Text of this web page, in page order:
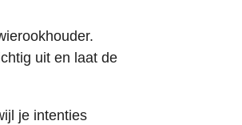
uit en laat de
je intenties